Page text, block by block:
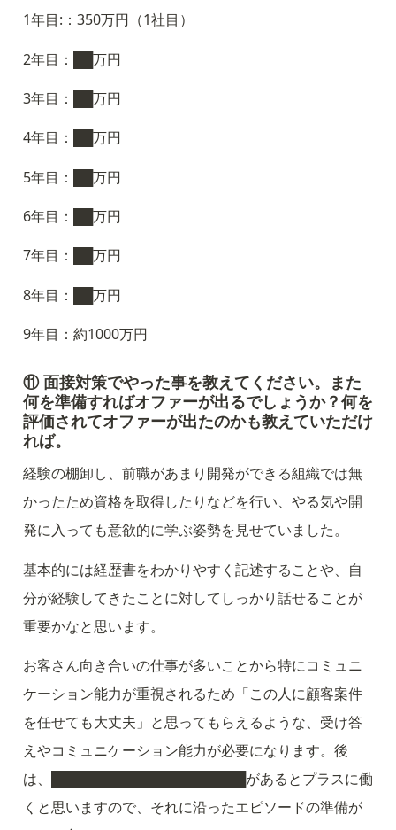
1年目:：350万円（1社目）
2年目：██万円
3年目：██万円
4年目：██万円
5年目：██万円
6年目：██万円
7年目：██万円
8年目：██万円
9年目：約1000万円
⑪ 面接対策でやった事を教えてください。また
何を準備すればオファーが出るでしょうか？何を
評価されてオファーが出たのかも教えていただけ
れば。
経験の棚卸し、前職があまり開発ができる組織では無
かったため資格を取得したりなどを行い、やる気や開
発に入っても意欲的に学ぶ姿勢を見せていました。
基本的には経歴書をわかりやすく記述することや、自
分が経験してきたことに対してしっかり話せることが
重要かなと思います。
お客さん向き合いの仕事が多いことから特にコミュニ
ケーション能力が重視されるため「この人に顧客案件
を任せても大丈夫」と思ってもらえるような、受け答
えやコミュニケーション能力が必要になります。後
は、████████████████████があるとプラスに働
くと思いますので、それに沿ったエピソードの準備が